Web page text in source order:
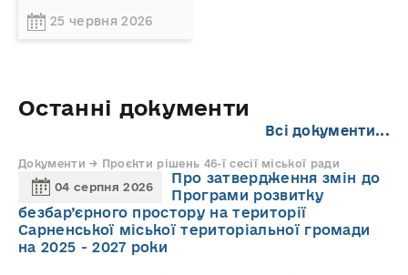
25 червня 2026
Останні документи
Всі документи...
Документи → Проєкти рішень 46-ї сесії міської ради
04 серпня 2026
Про затвердження змін до
Програми розвитку
безбар’єрного простору на території
Сарненської міської територіальної громади
на 2025 - 2027 роки